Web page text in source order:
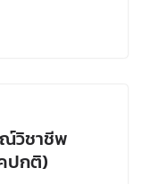
ณ์วิชาชีพ
ปกติ)